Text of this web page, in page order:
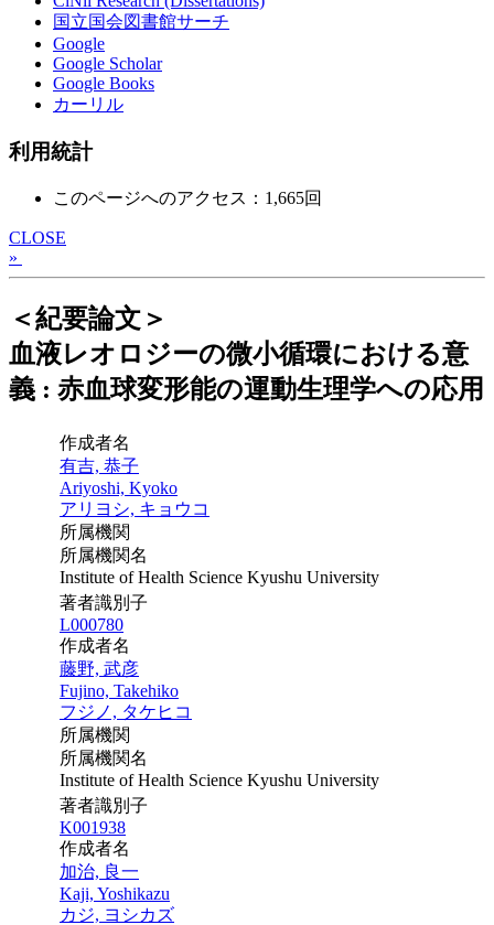
国立国会図書館サーチ
Google
Google Scholar
Google Books
カーリル
利用統計
このページへのアクセス：1,665回
CLOSE
»
＜紀要論文＞
血液レオロジーの微小循環における意
義 : 赤血球変形能の運動生理学への応用
作成者名
有吉, 恭子
Ariyoshi, Kyoko
アリヨシ, キョウコ
所属機関
所属機関名
Institute of Health Science Kyushu University
著者識別子
L000780
作成者名
藤野, 武彦
Fujino, Takehiko
フジノ, タケヒコ
所属機関
所属機関名
Institute of Health Science Kyushu University
著者識別子
K001938
作成者名
加治, 良一
Kaji, Yoshikazu
カジ, ヨシカズ